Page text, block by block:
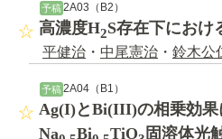
予稿 2A03（B2）
高濃度H2S存在下におけ
平健治 ・ 中尾憲治 ・ 鈴木公
予稿 2A04（B1）
Ag(I)とBi(III)の相乗効果
Na
Bi TiO 固溶体光